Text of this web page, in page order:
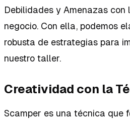
Debilidades y Amenazas con
negocio. Con ella, podemos
robusta de estrategias para
nuestro taller.
Creatividad con la
Scamper es una técnica que